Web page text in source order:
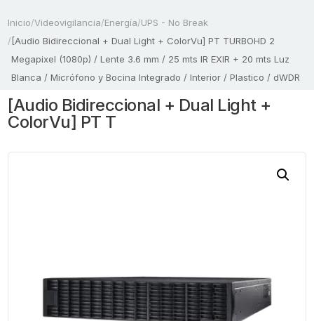
Inicio/Videovigilancia/Energía/UPS - No Break
/ [Audio Bidireccional + Dual Light + ColorVu] PT TURBOHD 2
Megapixel (1080p) / Lente 3.6 mm / 25 mts IR EXIR + 20 mts Luz
Blanca / Micrófono y Bocina Integrado / Interior / Plastico / dWDR
[Audio Bidireccional + Dual Light +
ColorVu] PT T